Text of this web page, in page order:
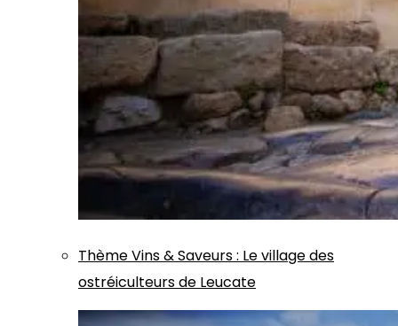
ThèmeVins & Saveurs: Le village des
ostréiculteurs de Leucate